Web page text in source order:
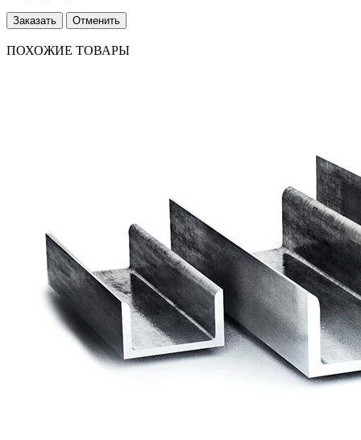
Заказать Отменить
ПОХОЖИЕ ТОВАРЫ